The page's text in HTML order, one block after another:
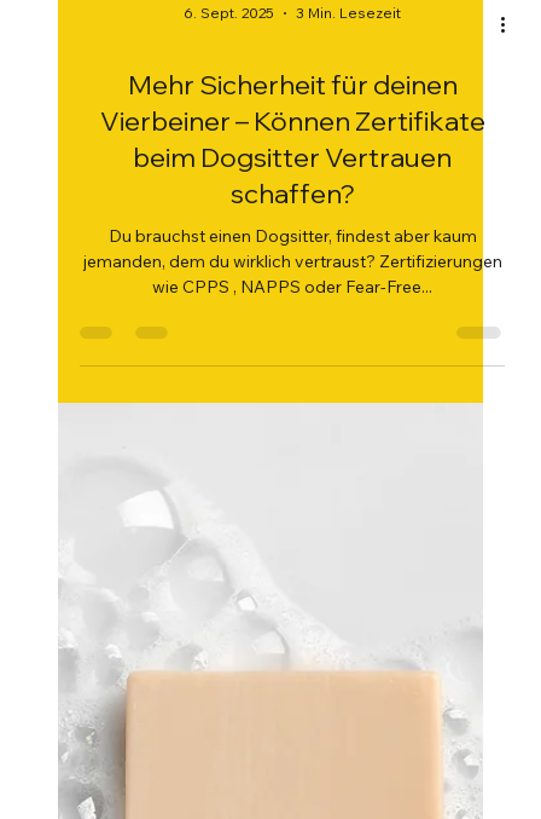
6. Sept. 2025 3 Min. Lesezeit
Mehr Sicherheit für deinen
Vierbeiner – Können Zertifikate
beim Dogsitter Vertrauen
schaffen?
Du brauchst einen Dogsitter, findest aber kaum